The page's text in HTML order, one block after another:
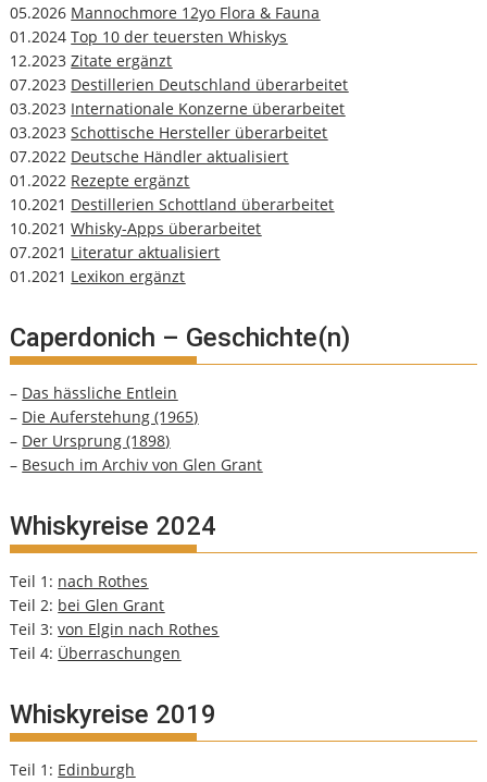
05.2026 Mannochmore 12yo Flora & Fauna
01.2024Top 10 der teuersten Whiskys
12.2023Zitate ergänzt
07.2023 Destillerien Deutschland überarbeitet
03.2023 Internationale Konzerne überarbeitet
03.2023Schottische Hersteller überarbeitet
07.2022 Deutsche Händler aktualisiert
01.2022 Rezepte ergänzt
10.2021 Destillerien Schottland überarbeitet
10.2021Whisky-Apps überarbeitet
07.2021 Literatur aktualisiert
01.2021 Lexikon ergänzt
Caperdonich – Geschichte(n)
– Das hässliche Entlein
– Die Auferstehung (1965)
– Der Ursprung (1898)
– Besuch im Archiv von Glen Grant
Whiskyreise 2024
Teil 1: nach Rothes
Teil 2: bei Glen Grant
Teil 3:von Elgin nach Rothes
Teil 4: Überraschungen
Whiskyreise 2019
Teil 1: Edinburgh